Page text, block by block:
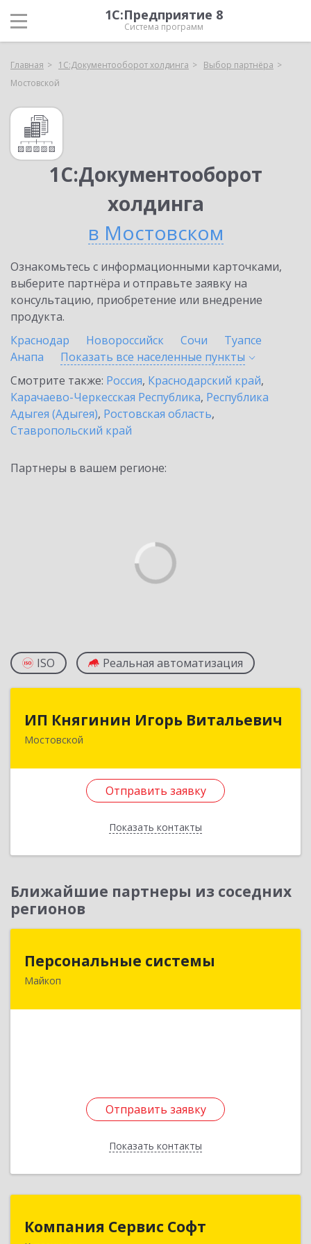
1С:Предприятие 8
Система программ
Главная 1С:Документооборот холдинга
Выбор партнёра
Мостовской
1С:Документооборот
холдинга
в Мостовском
Ознакомьтесь с информационными карточками,
выберите партнёра и отправьте заявку на
консультацию, приобретение или внедрение
продукта.
Краснодар
Новороссийск Сочи
Туапсе
Анапа
Показать все населенные пункты
Смотрите также: Россия, Краснодарский край,
Карачаево-Черкесская Республика, Республика
Адыгея (Адыгея), Ростовская область,
Ставропольский край
Партнеры в вашем регионе:
ISO Реальная автоматизация
ИП Княгинин Игорь Витальевич
Мостовской
Отправить заявку
Показать контакты
352570, Краснодарский край, Мостовский р-н,
Отправить заявку
Назад
Ближайшие партнеры из соседних
регионов
Персональные системы
Майкоп
Отправить заявку
Показать контакты
385000, Адыгея Респ, Майкоп г, Заводская ул,
Отправить заявку
Назад
Компания Сервис Софт
Компания Сервис Софт